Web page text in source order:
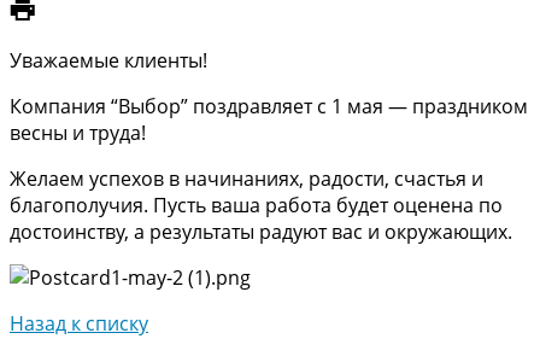
Уважаемые клиенты!
Компания “Выбор” поздравляет с 1 мая — праздником
весны и труда!
Желаем успехов в начинаниях, радости, счастья и
благополучия. Пусть ваша работа будет оценена по
достоинству, а результаты радуют вас и окружающих.
Назад к списку